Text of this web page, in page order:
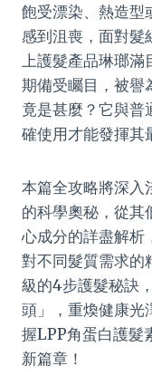
飽受漂染、熱造型
感到沮喪，面對髮
上護髮產品琳瑯滿
期備受矚目，被譽
竟是甚麼？它與普
確使用才能發揮其
本篇全攻略將深入
的科學奧秘，從其
心成分的詳盡解析
對不同髮質需求的
級的4步護髮秘訣
頭」，重煥健康光
握LPP角蛋白護髮
新篇章！